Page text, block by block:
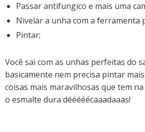
Passar antifungico e mais uma
Nivelar a unha com a ferramenta
Pintar;
Você sai com as unhas perfeitas do
basicamente nem precisa pintar
coisas mais maravilhosas que tem
o esmalte dura dééééécaaadaaas!